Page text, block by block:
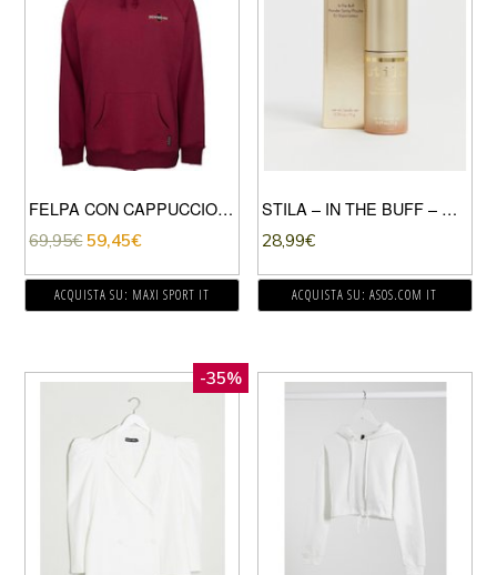
FELPA CON CAPPUCCIO ARRAY RAGLAN
69,95€ 59,45€
ACQUISTA SU: MAXI SPORT IT
STILA – IN THE BUFF – CIPRIA SPRAY – MEDIO/SCURO-BEIGE
28,99€
ACQUISTA SU: ASOS.COM IT
-35%